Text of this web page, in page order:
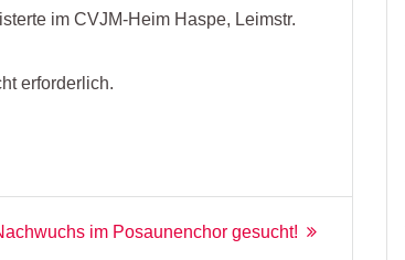
im CVJM-Heim Haspe, Leimstr.
erforderlich.
im Posaunenchor gesucht!